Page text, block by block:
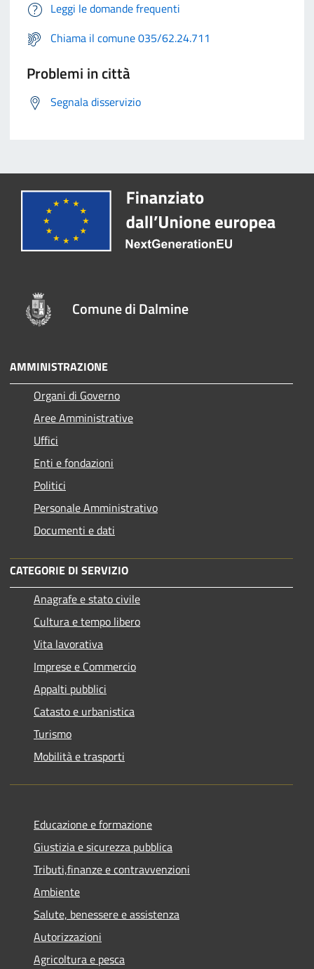
Leggi le domande frequenti
Chiama il comune 035/62.24.711
Problemi in città
Segnala disservizio
Comune di Dalmine
AMMINISTRAZIONE
Organi di Governo
Aree Amministrative
Uffici
Enti e fondazioni
Politici
Personale Amministrativo
Documenti e dati
CATEGORIE DI SERVIZIO
Anagrafe e stato civile
Cultura e tempo libero
Vita lavorativa
Imprese e Commercio
Appalti pubblici
Catasto e urbanistica
Turismo
Mobilità e trasporti
Educazione e formazione
Giustizia e sicurezza pubblica
Tributi,finanze e contravvenzioni
Ambiente
Salute, benessere e assistenza
Autorizzazioni
Agricoltura e pesca